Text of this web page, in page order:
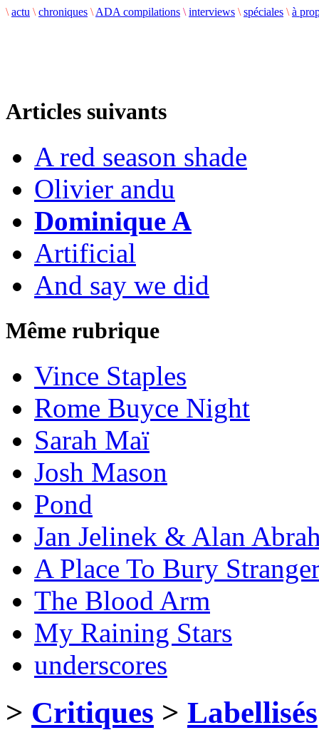
\ actu \ chroniques \ ADA compilations \ interviews \ spéciales \ à
Articles suivants
A red season shade
Olivier andu
Dominique A
Artificial
And say we did
Même rubrique
Vince Staples
Rome Buyce Night
Sarah Maï
Josh Mason
Pond
Jan Jelinek & Alan
A Place To Bury
The Blood Arm
My Raining Stars
underscores
> Critiques > Labellisés